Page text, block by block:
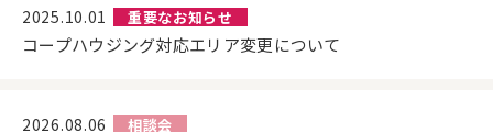
2025.10.01 重要なお知らせ
コープハウジング対応エリア変更について
2026.08.06 相談会